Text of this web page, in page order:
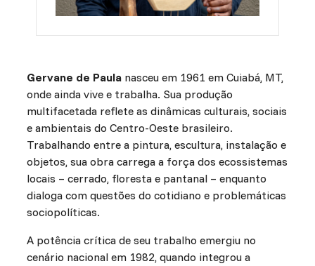
Gervane de Paulanasceu em 1961 em Cuiabá, MT,
onde ainda vive e trabalha. Sua produção
multifacetada reflete as dinâmicas culturais, sociais
e ambientais do Centro-Oeste brasileiro.
Trabalhando entre a pintura, escultura, instalação e
objetos, sua obra carrega a força dos ecossistemas
locais – cerrado, floresta e pantanal – enquanto
dialoga com questões do cotidiano e problemáticas
sociopolíticas.
A potência crítica de seu trabalho emergiu no
cenário nacional em 1982, quando integrou a